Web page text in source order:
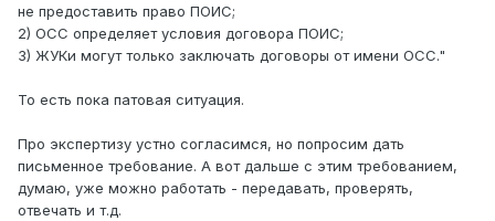
не предоставить право ПОИС;
2) ОСС определяет условия договора ПОИС;
3) ЖУКи могут только заключать договоры от имени ОСС."
То есть пока патовая ситуация.
Про экспертизу устно согласимся, но попросим дать
письменное требование. А вот дальше с этим требованием,
думаю, уже можно работать - передавать, проверять,
отвечать и т.д.